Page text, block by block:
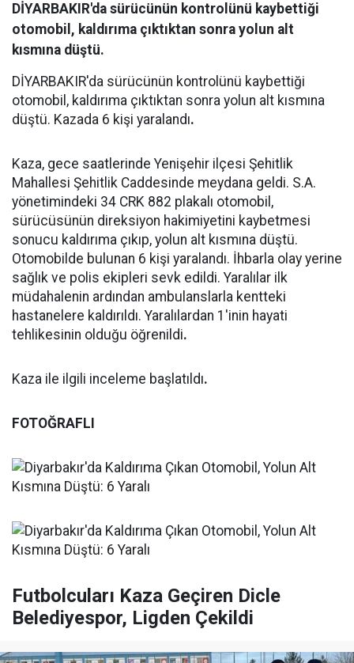
DİYARBAKIR'da sürücünün kontrolünü kaybettiği
otomobil, kaldırıma çıktıktan sonra yolun alt
kısmına düştü.
DİYARBAKIR'da sürücünün kontrolünü kaybettiği
otomobil, kaldırıma çıktıktan sonra yolun alt kısmına
düştü. Kazada 6 kişi yaralandı.
Kaza, gece saatlerinde Yenişehir ilçesi Şehitlik
Mahallesi Şehitlik Caddesinde meydana geldi. S.A.
yönetimindeki 34 CRK 882 plakalı otomobil,
sürücüsünün direksiyon hakimiyetini kaybetmesi
sonucu kaldırıma çıkıp, yolun alt kısmına düştü.
Otomobilde bulunan 6 kişi yaralandı. İhbarla olay yerine
sağlık ve polis ekipleri sevk edildi. Yaralılar ilk
müdahalenin ardından ambulanslarla kentteki
hastanelere kaldırıldı. Yaralılardan 1'inin hayati
tehlikesinin olduğu öğrenildi.
Kaza ile ilgili inceleme başlatıldı.
FOTOĞRAFLI
Futbolcuları Kaza Geçiren Dicle
Belediyespor, Ligden Çekildi